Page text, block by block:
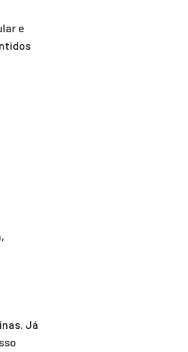
e
Já